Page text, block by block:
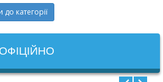
категорії
ОФIЦIЙНО